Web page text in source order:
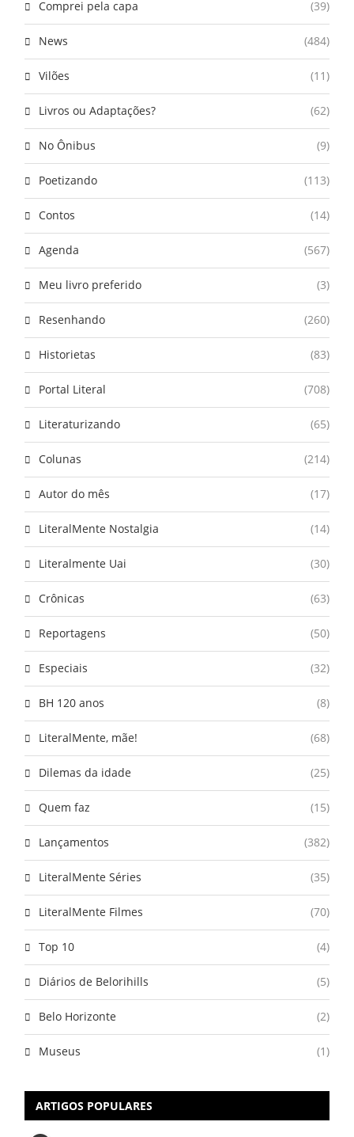
Comprei pela capa (39)
News (484)
Vilões (11)
Livros ou Adaptações? (62)
No Ônibus (9)
Poetizando (113)
Contos (14)
Agenda (567)
Meu livro preferido (3)
Resenhando (260)
Historietas (83)
Portal Literal (708)
Literaturizando (65)
Colunas (214)
Autor do mês (17)
LiteralMente Nostalgia (14)
Literalmente Uai (30)
Crônicas (63)
Reportagens (50)
Especiais (32)
BH 120 anos (8)
LiteralMente, mãe! (68)
Dilemas da idade (25)
Quem faz (15)
Lançamentos (382)
LiteralMente Séries (35)
LiteralMente Filmes (70)
Top 10 (4)
Diários de Belorihills (5)
Belo Horizonte (2)
Museus (1)
ARTIGOS POPULARES